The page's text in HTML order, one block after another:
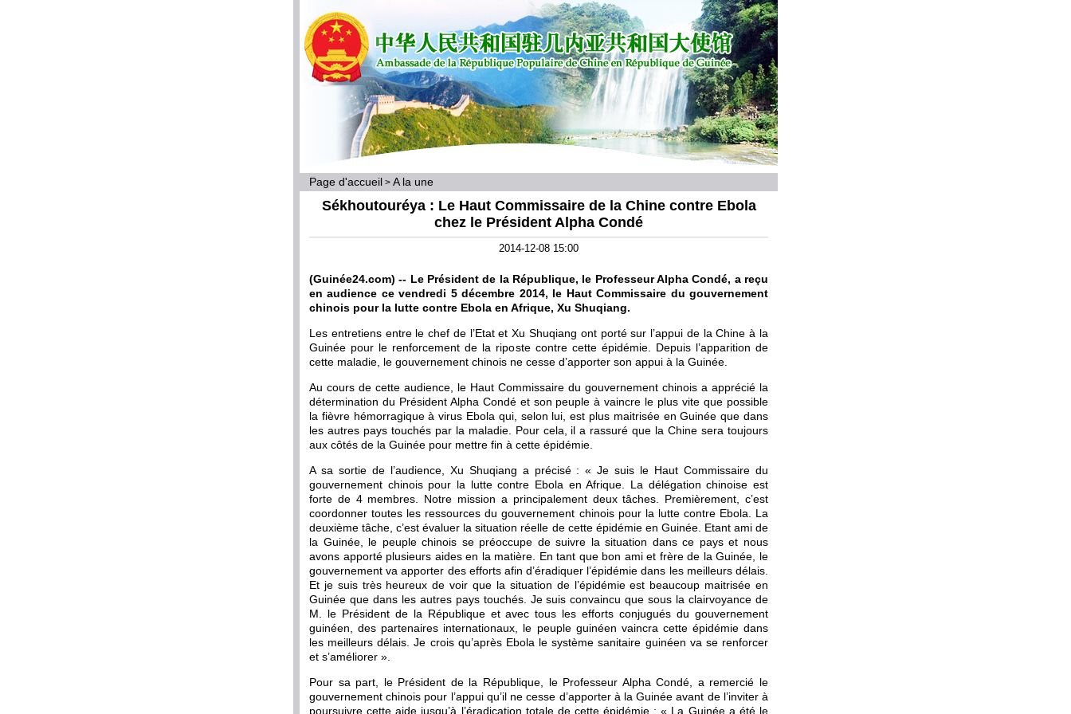
Page d'accueil > A la une
Sékhoutouréya : Le Haut Commissaire de la Chine contre Ebola
chez le Président Alpha Condé
2014-12-08 15:00
(Guinée24.com) -- Le Président de la République, le Professeur Alpha Condé, a reçu
en audience ce vendredi 5 décembre 2014, le Haut Commissaire du gouvernement
chinois pour la lutte contre Ebola en Afrique, Xu Shuqiang.
Les entretiens entre le chef de l’Etat et Xu Shuqiang ont porté sur l’appui de la Chine à la
Guinée pour le renforcement de la riposte contre cette épidémie. Depuis l’apparition de
cette maladie, le gouvernement chinois ne cesse d’apporter son appui à la Guinée.
Au cours de cette audience, le Haut Commissaire du gouvernement chinois a apprécié la
détermination du Président Alpha Condé et son peuple à vaincre le plus vite que possible
la fièvre hémorragique à virus Ebola qui, selon lui, est plus maitrisée en Guinée que dans
les autres pays touchés par la maladie. Pour cela, il a rassuré que la Chine sera toujours
aux côtés de la Guinée pour mettre fin à cette épidémie.
A sa sortie de l’audience, Xu Shuqiang a précisé : « Je suis le Haut Commissaire du
gouvernement chinois pour la lutte contre Ebola en Afrique. La délégation chinoise est
forte de 4 membres. Notre mission a principalement deux tâches. Premièrement, c’est
coordonner toutes les ressources du gouvernement chinois pour la lutte contre Ebola. La
deuxième tâche, c’est évaluer la situation réelle de cette épidémie en Guinée. Etant ami de
la Guinée, le peuple chinois se préoccupe de suivre la situation dans ce pays et nous
avons apporté plusieurs aides en la matière. En tant que bon ami et frère de la Guinée, le
gouvernement va apporter des efforts afin d’éradiquer l’épidémie dans les meilleurs délais.
Et je suis très heureux de voir que la situation de l’épidémie est beaucoup maitrisée en
Guinée que dans les autres pays touchés. Je suis convaincu que sous la clairvoyance de
M. le Président de la République et avec tous les efforts conjugués du gouvernement
guinéen, des partenaires internationaux, le peuple guinéen vaincra cette épidémie dans
les meilleurs délais. Je crois qu’après Ebola le système sanitaire guinéen va se renforcer
et s’améliorer ».
Pour sa part, le Président de la République, le Professeur Alpha Condé, a remercié le
gouvernement chinois pour l’appui qu’il ne cesse d’apporter à la Guinée avant de l’inviter à
poursuivre cette aide jusqu’à l’éradication totale de cette épidémie : « La Guinée a été le